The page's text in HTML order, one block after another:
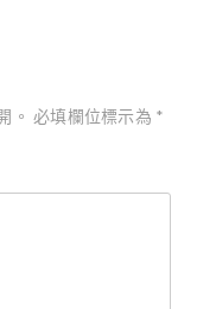
。 必填欄位標示為 *